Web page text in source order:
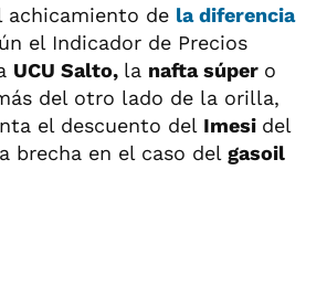
achicamiento de ladiferencia
el Indicador de Precios
UCU Salto, la nafta súper o
del otro lado de la orilla,
el descuento del Imesi del
brecha en el caso del gasoil